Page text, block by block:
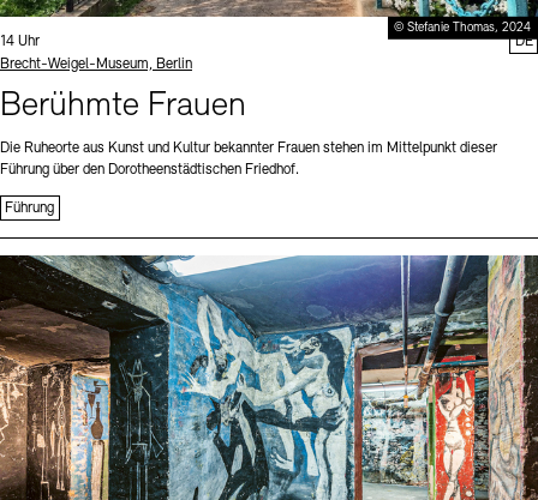
© Stefanie Thomas, 2024
Uhrzeit:
14 Uhr
Standort
Brecht-Weigel-Museum, Berlin
Berühmte Frauen
Die Ruheorte aus Kunst und Kultur bekannter Frauen stehen im Mittelpunkt dieser
Führung über den Dorotheenstädtischen Friedhof.
Führung
DE